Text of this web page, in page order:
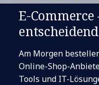
E-
Am Morgen
Online-Shop-
Tools und IT-